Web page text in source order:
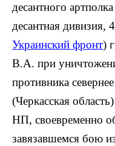
десантного
десантная дивизия,
Украинский фронт)
В.А. при
противника
(Черкасская
НП, своевременно
завязавшемся бою